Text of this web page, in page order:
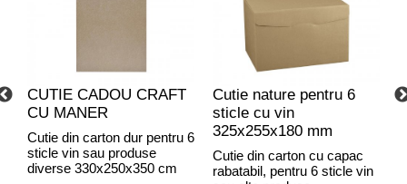
CUTIE CADOU CRAFT
CU MANER
Cutie din carton dur pentru 6
sticle vin sau produse
diverse 330x250x350 cm
Cutie nature pentru 6
sticle cu vin
325x255x180 mm
Cutie din carton cu capac
rabatabil, pentru 6 sticle vin